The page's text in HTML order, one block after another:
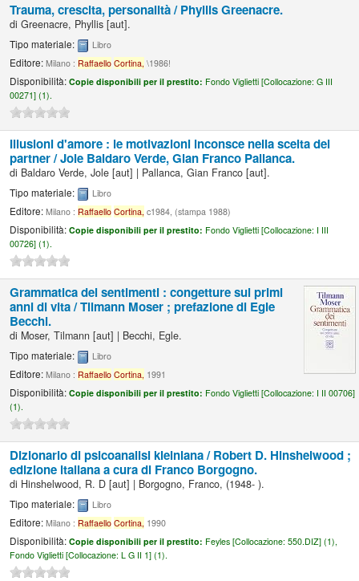
Trauma, crescita, personalità /Phyllis Greenacre.
diGreenacre, Phyllis [aut].
Tipo materiale: Libro
Editore:Milano : Raffaello Cortina, \1986!
Disponibilità:Copie disponibili per il prestito: Fondo Viglietti [Collocazione:G III
00271] (1).
Illusioni d'amore : le motivazioni inconsce nella scelta del
partner /Jole Baldaro Verde, Gian Franco Pallanca.
di Baldaro Verde, Jole [aut] | Pallanca, Gian Franco [aut].
Tipo materiale: Libro
Editore:Milano : Raffaello Cortina, c1984, (stampa 1988)
Disponibilità:Copie disponibili per il prestito: Fondo Viglietti [Collocazione: I III
00726] (1).
Grammatica dei sentimenti : congetture sui primi
anni di vita /Tilmann Moser ; prefazione di Egle
Becchi.
di Moser, Tilmann [aut] | Becchi, Egle.
Tipo materiale: Libro
Editore:Milano : Raffaello Cortina, 1991
Disponibilità:Copie disponibili per il prestito: Fondo Viglietti [Collocazione: I II 00706]
(1).
Dizionario di psicoanalisi kleiniana /Robert D. Hinshelwood ;
edizione italiana a cura di Franco Borgogno.
di Hinshelwood, R. D [aut] | Borgogno, Franco, (1948- ).
Tipo materiale: Libro
Editore:Milano : Raffaello Cortina, 1990
Disponibilità:Copie disponibili per il prestito: Feyles [Collocazione:550.DIZ] (1),
Fondo Viglietti [Collocazione:L G II 1] (1).